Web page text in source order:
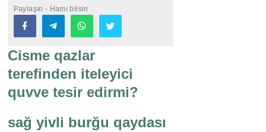
Paylaşın - Hamı bilsin
Cisme qazlar
terefinden iteleyici
quvve tesir edirmi?
sağ yivli burğu qaydası